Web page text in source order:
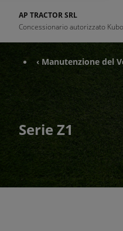
AP TRACTOR SRL
Concessionario autorizzato
‹ Manutenzione del
Serie Z1